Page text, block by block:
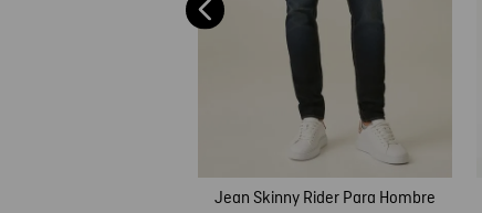
Jean Skinny Rider Para Hombre